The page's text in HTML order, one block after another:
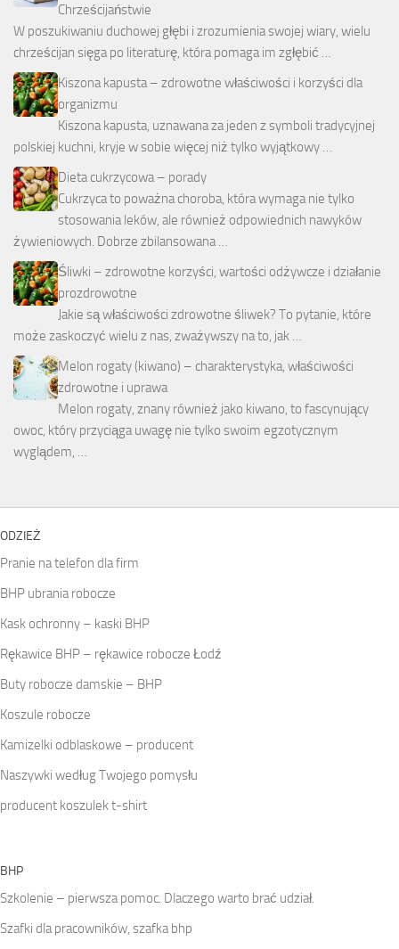
Chrześcijaństwie
W poszukiwaniu duchowej głębi i zrozumienia swojej wiary, wielu
chrześcijan sięga po literaturę, która pomaga im zgłębić …
Kiszona kapusta – zdrowotne właściwości i korzyści dla
organizmu
Kiszona kapusta, uznawana za jeden z symboli tradycyjnej
polskiej kuchni, kryje w sobie więcej niż tylko wyjątkowy …
Dieta cukrzycowa – porady
Cukrzyca to poważna choroba, która wymaga nie tylko
stosowania leków, ale również odpowiednich nawyków
żywieniowych. Dobrze zbilansowana …
Śliwki – zdrowotne korzyści, wartości odżywcze i działanie
prozdrowotne
Jakie są właściwości zdrowotne śliwek? To pytanie, które
może zaskoczyć wielu z nas, zważywszy na to, jak …
Melon rogaty (kiwano) – charakterystyka, właściwości
zdrowotne i uprawa
Melon rogaty, znany również jako kiwano, to fascynujący
owoc, który przyciąga uwagę nie tylko swoim egzotycznym
wyglądem, …
ODZIEŻ
Pranie na telefon dla firm
BHP ubrania robocze
Kask ochronny – kaski BHP
Rękawice BHP – rękawice robocze Łodź
Buty robocze damskie – BHP
Koszule robocze
Kamizelki odblaskowe – producent
Naszywki według Twojego pomysłu
producent koszulek t-shirt
BHP
Szkolenie – pierwsza pomoc. Dlaczego warto brać udział.
Szafki dla pracowników, szafka bhp